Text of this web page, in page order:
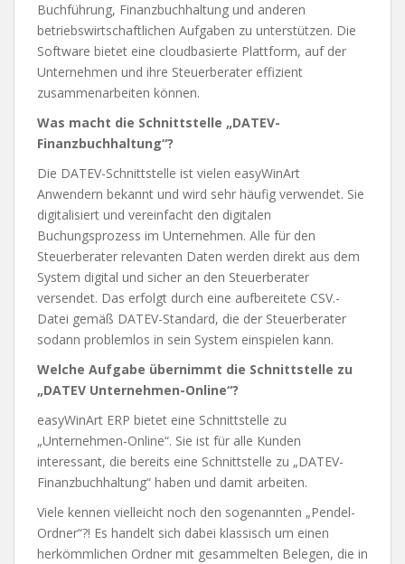
Buchführung, Finanzbuchhaltung und anderen
betriebswirtschaftlichen Aufgaben zu unterstützen. Die
Software bietet eine cloudbasierte Plattform, auf der
Unternehmen und ihre Steuerberater effizient
zusammenarbeiten können.
Was macht die Schnittstelle „DATEV-
Finanzbuchhaltung“?
Die DATEV-Schnittstelle ist vielen easyWinArt
Anwendern bekannt und wird sehr häufig verwendet. Sie
digitalisiert und vereinfacht den digitalen
Buchungsprozess im Unternehmen. Alle für den
Steuerberater relevanten Daten werden direkt aus dem
System digital und sicher an den Steuerberater
versendet. Das erfolgt durch eine aufbereitete CSV.-
Datei gemäß DATEV-Standard, die der Steuerberater
sodann problemlos in sein System einspielen kann.
Welche Aufgabe übernimmt die Schnittstelle zu
„DATEV Unternehmen-Online“?
easyWinArt ERP bietet eine Schnittstelle zu
„Unternehmen-Online“. Sie ist für alle Kunden
interessant, die bereits eine Schnittstelle zu „DATEV-
Finanzbuchhaltung“ haben und damit arbeiten.
Viele kennen vielleicht noch den sogenannten „Pendel-
Ordner“?! Es handelt sich dabei klassisch um einen
herkömmlichen Ordner mit gesammelten Belegen, die in